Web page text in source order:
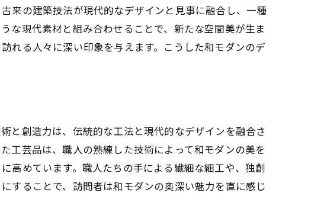
来の建築技法が現代的なデザインと見事に融合し、一種
な現代素材と組み合わせることで、新たな空間美が生ま
れる人々に深い印象を与えます。こうした和モダンのデ
と創造力は、伝統的な工法と現代的なデザインを融合さ
工芸品は、職人の熟練した技術によって和モダンの美を
高めています。職人たちの手による繊細な細工や、独創
することで、訪問者は和モダンの奥深い魅力を直に感じ